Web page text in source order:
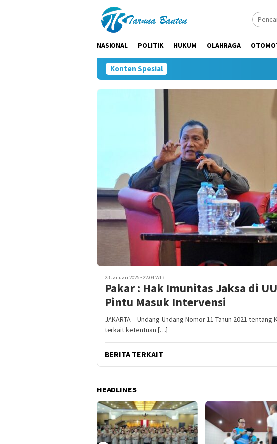
NASIONAL POLITIK HUKUM OLAHRAGA
Konten Spesial
23 Januari 2025 - 22:04 WIB
Pakar : Hak Imunitas Jaksa di
Pintu Masuk Intervensi
JAKARTA – Undang-Undang Nomor 11 Tahun 2021
terkait ketentuan […]
BERITA TERKAIT
HEADLINES